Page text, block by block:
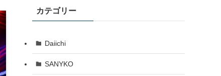
カテゴリー
Daiichi
SANYKO